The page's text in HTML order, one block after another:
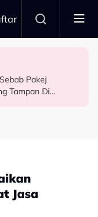
Hidupkan Kisah
Pakej
Tampan Di
Tetapi...
Rock -
Jasa